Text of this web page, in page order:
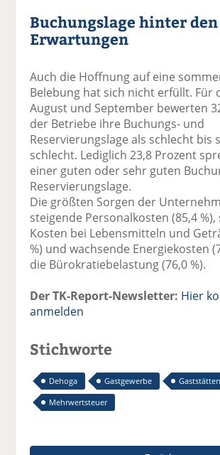
Buchungslage hinter den
Erwartungen
Auch die Hoffnung auf eine
Belebung hat sich nicht erfüllt. Für
August und September bewerten
der Betriebe ihre Buchungs- und
Reservierungslage als schlecht bis
schlecht. Lediglich 23,8 Prozent
einer guten oder sehr guten
Reservierungslage.
Die größten Sorgen der
steigende Personalkosten (85,4
Kosten bei Lebensmitteln und
%) und wachsende Energiekosten
die Bürokratiebelastung (76,0 %).
Der TK-Report-Newsletter: Hier
anmelden
Stichworte
Dehoga Gastgewerbe
Gaststätten
Mehrwertsteuer